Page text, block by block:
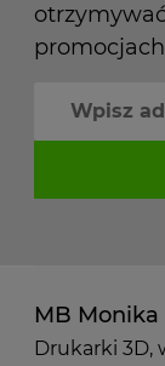
MB Monika
Drukarki 3D,